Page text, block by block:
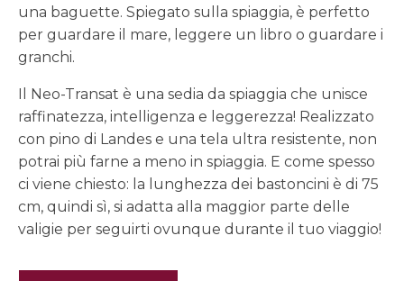
una baguette. Spiegato sulla spiaggia, è perfetto
per guardare il mare, leggere un libro o guardare i
granchi.
Il Neo-Transat è una sedia da spiaggia che unisce
raffinatezza, intelligenza e leggerezza! Realizzato
con pino di Landes e una tela ultra resistente, non
potrai più farne a meno in spiaggia. E come spesso
ci viene chiesto: la lunghezza dei bastoncini è di 75
cm, quindi sì, si adatta alla maggior parte delle
valigie per seguirti ovunque durante il tuo viaggio!